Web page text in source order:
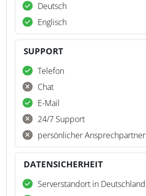
Deutsch
Englisch
SUPPORT
Telefon
Chat
E-Mail
24/7 Support
persönlicher Ansprechpartner
DATENSICHERHEIT
Serverstandort in Deutschland